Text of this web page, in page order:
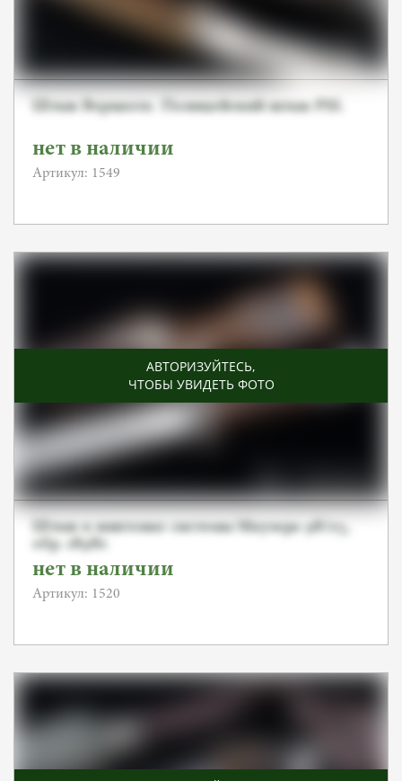
Штык Вермахта. Полицейский штык PSS.
нет в наличии
Артикул: 1549
АВТОРИЗУЙТЕСЬ,
ЧТОБЫ УВИДЕТЬ ФОТО
Штык к винтовке системы Маузера 98/05,
обр. 1898г.
нет в наличии
Артикул: 1520